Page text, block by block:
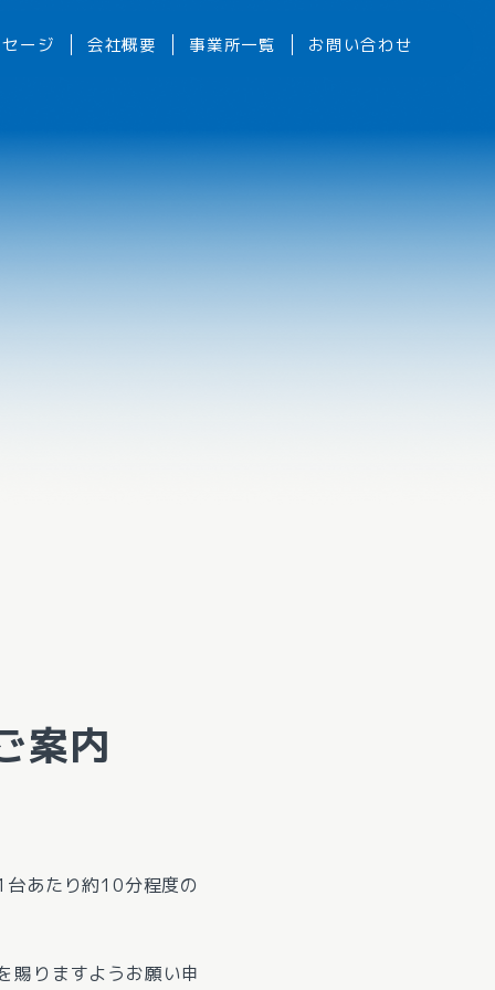
ージ 会社概要 事業所一覧 お問い合わせ
案内
あたり約10分程度の
賜りますようお願い申